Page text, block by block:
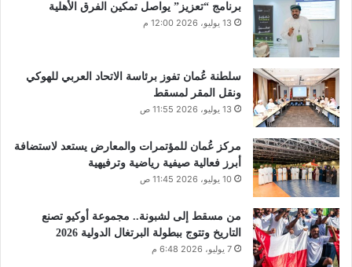
برنامج “تعزيز” يواصل تمكين الفرق الأهلية
13 يوليو، 2026 12:00 م
سلطنة عُمان تفوز برئاسة الاتحاد العربي للهوكي
ونقل المقر لمسقط
13 يوليو، 2026 11:55 ص
مركز عُمان للمؤتمرات والمعارض يستعد لاستضافة
أبرز فعالية صيفية رياضية وترفيهية
10 يوليو، 2026 11:45 ص
من مسقط إلى لشبونة.. مجموعة أوكيو تصنع
التاريخ وتتوج ببطولة البرتغال الدولية 2026
7 يوليو، 2026 6:48 م